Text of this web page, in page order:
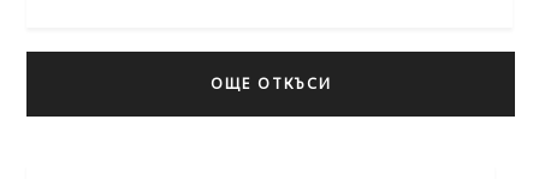
ОЩЕ ОТКЪСИ